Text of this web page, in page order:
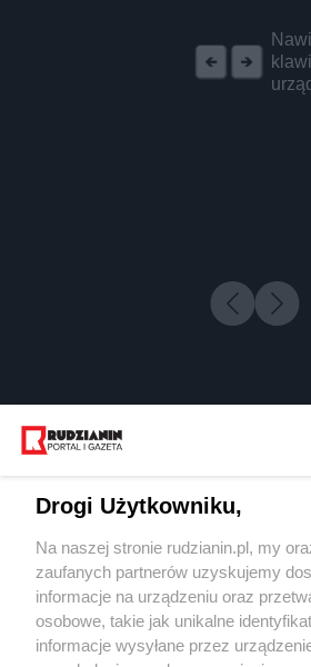
Wydawca mediów
Drogi Użytkowniku,
Na naszej stronie rudzianin.pl, my
zaufanych partnerów uzyskujemy
informacje na urządzeniu oraz
osobowe, takie jak unikalne
informacje wysyłane przez